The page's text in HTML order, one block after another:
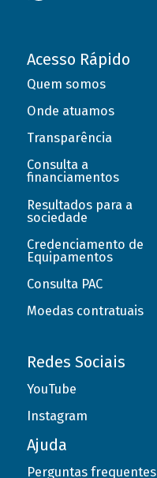
Acesso Rápido
Quem somos
Onde atuamos
Transparência
Consulta a
financiamentos
Resultados para a
sociedade
Credenciamento de
Equipamentos
Consulta PAC
Moedas contratuais
Redes Sociais
YouTube
Instagram
Ajuda
Perguntas frequentes